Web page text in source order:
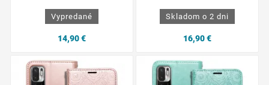
Vypredané
14,90 €
Skladom o 2 dni
16,90 €